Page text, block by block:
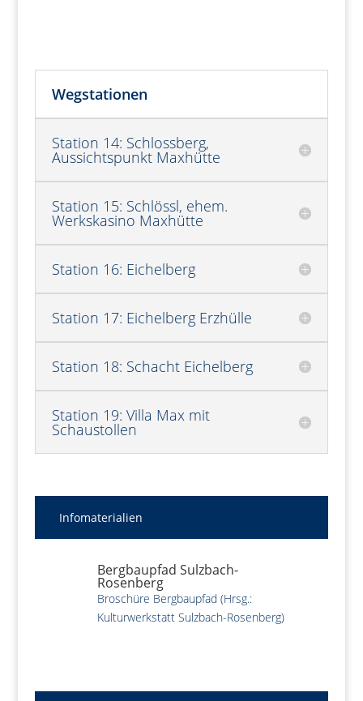
Wegstationen
Station 14: Schlossberg,
Aussichtspunkt Maxhütte
Station 15: Schlössl, ehem.
Werkskasino Maxhütte
Station 16: Eichelberg
Station 17: Eichelberg Erzhülle
Station 18: Schacht Eichelberg
Station 19: Villa Max mit
Schaustollen
Infomaterialien
Bergbaupfad Sulzbach-
Rosenberg
Broschüre Bergbaupfad (Hrsg.:
Kulturwerkstatt Sulzbach-Rosenberg)